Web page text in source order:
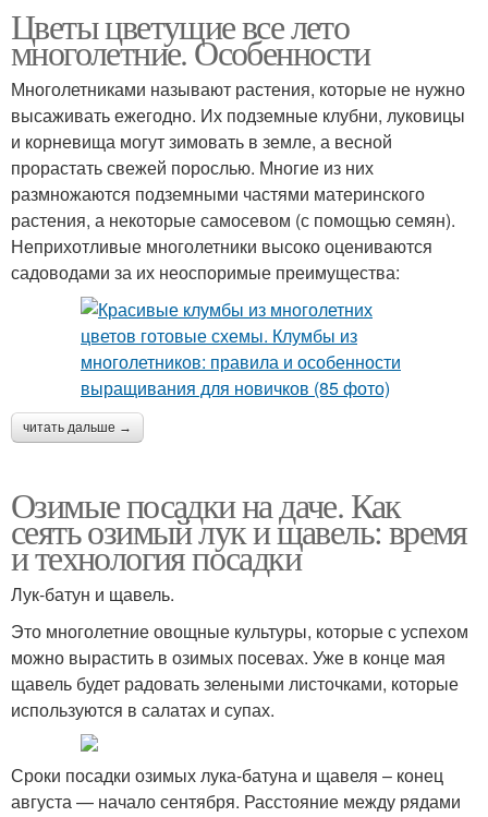
Цветы цветущие все лето
многолетние. Особенности
Многолетниками называют растения, которые не нужно
высаживать ежегодно. Их подземные клубни, луковицы
и корневища могут зимовать в земле, а весной
прорастать свежей порослью. Многие из них
размножаются подземными частями материнского
растения, а некоторые самосевом (с помощью семян).
Неприхотливые многолетники высоко оцениваются
садоводами за их неоспоримые преимущества:
читать дальше →
Озимые посадки на даче. Как
сеять озимый лук и щавель: время
и технология посадки
Лук-батун и щавель.
Это многолетние овощные культуры, которые с успехом
можно вырастить в озимых посевах. Уже в конце мая
щавель будет радовать зелеными листочками, которые
используются в салатах и супах.
Сроки посадки озимых лука-батуна и щавеля – конец
августа — начало сентября. Расстояние между рядами